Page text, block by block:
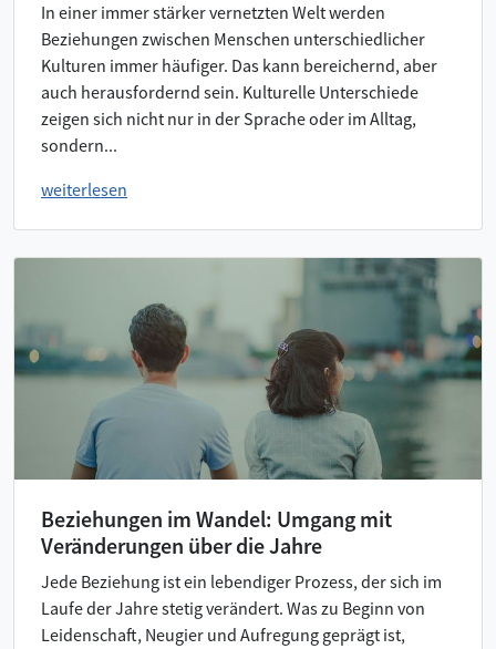
In einer immer stärker vernetzten Welt werden
Beziehungen zwischen Menschen unterschiedlicher
Kulturen immer häufiger. Das kann bereichernd, aber
auch herausfordernd sein. Kulturelle Unterschiede
zeigen sich nicht nur in der Sprache oder im Alltag,
sondern...
weiterlesen
Beziehungen im Wandel: Umgang mit
Veränderungen über die Jahre
Jede Beziehung ist ein lebendiger Prozess, der sich im
Laufe der Jahre stetig verändert. Was zu Beginn von
Leidenschaft, Neugier und Aufregung geprägt ist,